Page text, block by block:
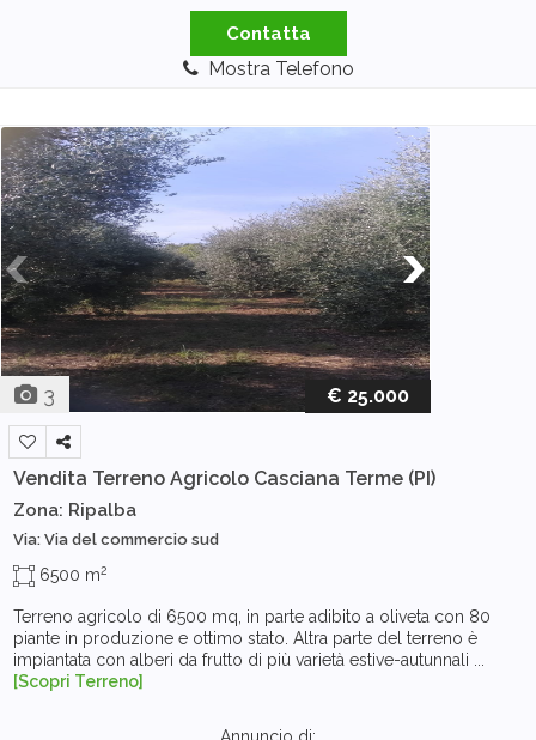
Contatta
Mostra Telefono
3 € 25.000
Vendita Terreno Agricolo Casciana Terme (PI)
Zona: Ripalba
Via: Via del commercio sud
6500 m2
Terreno agricolo di 6500 mq, in parte adibito a oliveta con 80
piante in produzione e ottimo stato. Altra parte del terreno è
impiantata con alberi da frutto di più varietà estive-autunnali ...
[Scopri Terreno]